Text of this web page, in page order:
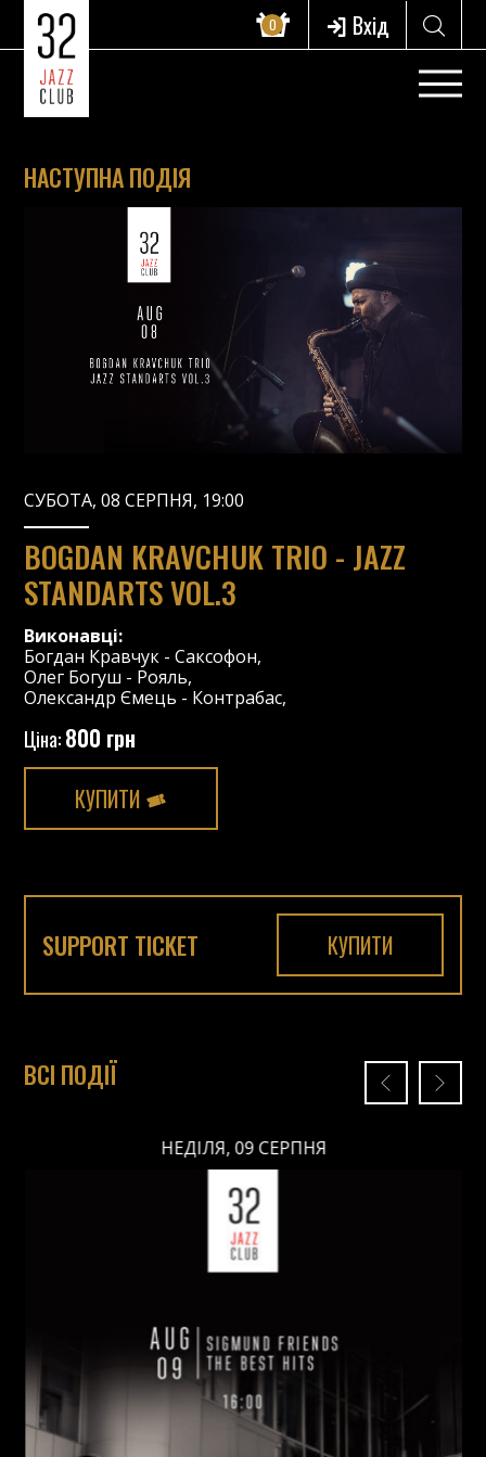
0 Вхід
НАСТУПНА ПОДІЯ
СУБОТА, 08 СЕРПНЯ, 19:00
BOGDAN KRAVCHUK TRIO - JAZZ
STANDARTS VOL.3
Виконавці:
Богдан Кравчук -Саксофон,
Олег Богуш - Рояль,
Олександр Ємець - Контрабас,
Ціна:800 грн
КУПИТИ
SUPPORT TICKET КУПИТИ
ВСІ ПОДІЇ
НЕДІЛЯ, 09 СЕРПНЯ
НЕДІЛЯ, 09 СЕРПНЯ